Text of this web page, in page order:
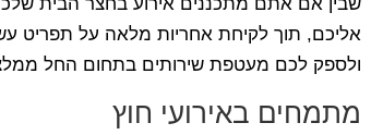
אליכם, תוך לקיחת אחריות מלאה על תפריט
ולספק לכם מעטפת שירותים בתחום החל
מתמחים באירועי חוץ